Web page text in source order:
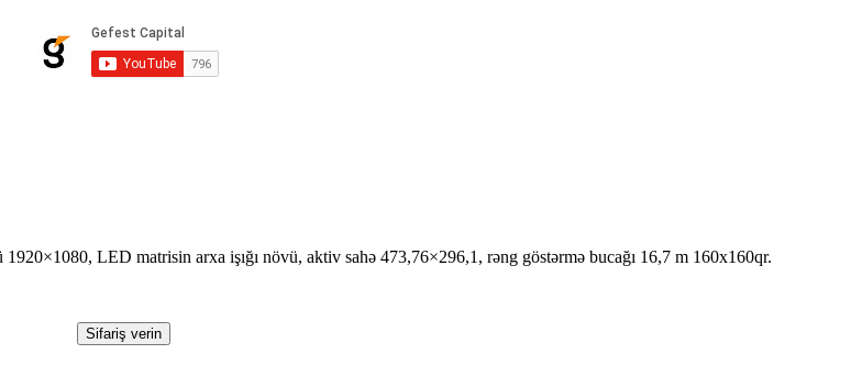
LED matrisin arxa işığı növü, aktiv sahə 473,76×296,1, rəng göstərmə bucağı 16,7 m 160x160qr.